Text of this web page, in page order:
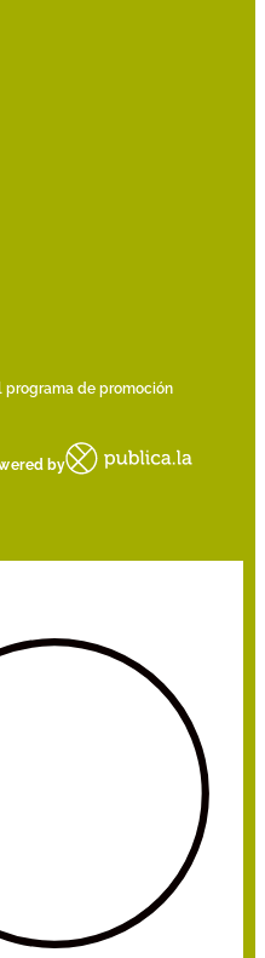
programa de promoción
by